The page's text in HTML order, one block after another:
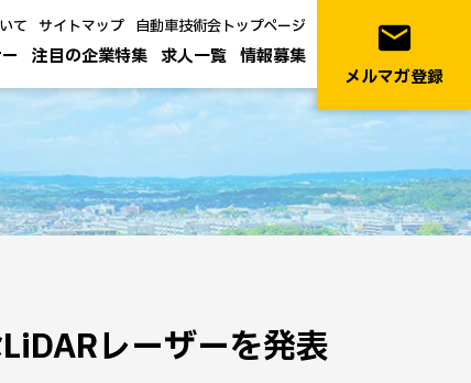
注目の企業特集 求人一覧 情報募集
て サイトマップ 自動車技術会トップページ email
メルマガ登録
レーザーを発表